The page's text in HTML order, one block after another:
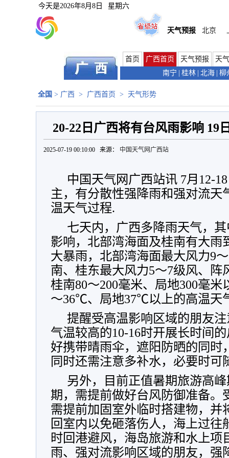
今天是2026年8月8日 星期六
天气预报 北京
首页 广西首页 天气预报
天
南宁
桂林 北海 柳
全国 > 广西 > 广西首页 > 天气形势
20-22日广西将有台风雨影响 19
2025-07-19 00:10:00 来源： 中国天气网广西站
中国天气网广西站讯 7月12-
主，有分散性强降雨和强对流天
温天气过程.
七天内，广西多降雨天气，
影响，北部湾海面及桂南有大雨
大暴雨，北部湾海面最大风力9
南、桂东最大风力5～7级风、阵
桂南80～200毫米、局地300毫米
～36℃、局地37℃以上的高温天
提醒受高温影响区域的朋友
气温较高的10-16时开展长时间
好携带晴雨伞，遮阳防晒的同时
同时还需注意多补水，必要时可
另外，目前正值暑期旅游高
期，需提前做好台风防御准备。
需提前加固室外临时搭建物，并
回室内以免砸落伤人，海上过
时回港避风，海岛旅游和水上项
雨、强对流影响区域的朋友， 强